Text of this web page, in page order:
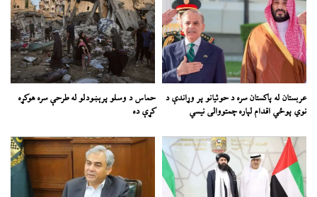
عربستان له پاکستان سره د حوثیانو پر وړاندې د
نوي پوځي اقدام لپاره چمتووالی نیسي
حماس د وسلو پرېښودلو له طرحې سره هوکړه
کړې ده